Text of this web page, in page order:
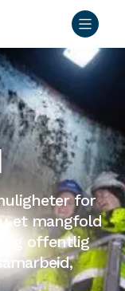
for
et mangfold
og offentlig